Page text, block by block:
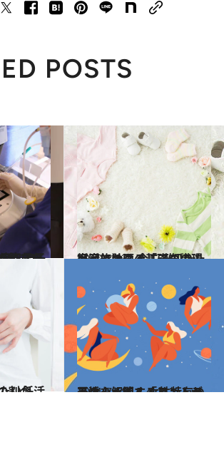
POSTS
2019.8.23
妊活における「三つの現実」とは？ 今こそ知りたい家族計画の基礎知識
ライフスタイル
2021.7.18
最近よく聞く「フェムテック」って？ 女性特有の不快を解消するヒントが
ビューティ＆ヘルス